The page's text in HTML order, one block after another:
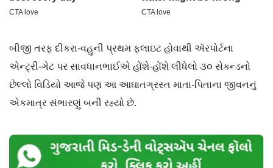
બીજી તરફ દીકરા-વહુની પ્રથમ ફ્લાઇટ હોવાથી ઍરપોર્ટના
એન્ટ્રી-ગેટ પર સાવધાનભાઈએ હોંશે-હોંશે લીધેલો ૩૦ સેકન્ડનો
છેલ્લો વિડિયો આજે પણ આ આઘાતગ્રસ્ત માતા-પિતાના જીવનનું
એકમાત્ર સંભારણું બની રહ્યો છે.